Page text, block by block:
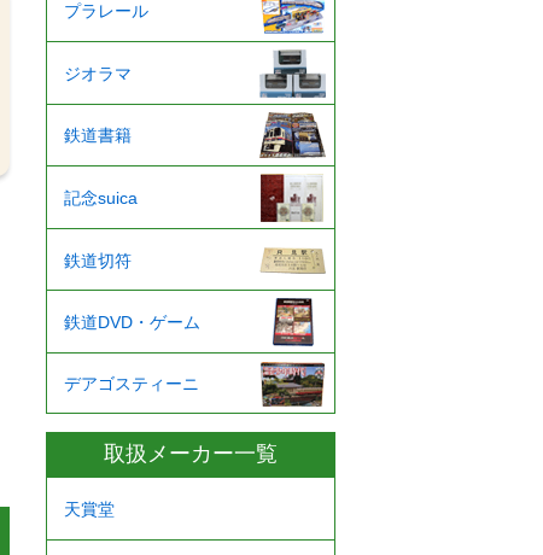
プラレール
ジオラマ
鉄道書籍
記念suica
鉄道切符
鉄道DVD・ゲーム
デアゴスティーニ
取扱メーカー一覧
天賞堂